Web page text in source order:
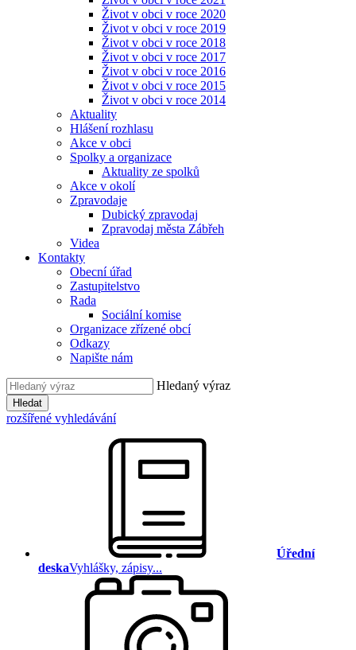
Život v obci v roce 2020
Život v obci v roce 2019
Život v obci v roce 2018
Život v obci v roce 2017
Život v obci v roce 2016
Život v obci v roce 2015
Život v obci v roce 2014
Aktuality
Hlášení rozhlasu
Akce v obci
Spolky a organizace
Aktuality ze spolků
Akce v okolí
Zpravodaje
Dubický zpravodaj
Zpravodaj města Zábřeh
Videa
Kontakty
Obecní úřad
Zastupitelstvo
Rada
Sociální komise
Organizace zřízené obcí
Odkazy
Napište nám
Hledaný výraz
Hledat
rozšířené vyhledávání
Úřední
deskaVyhlášky, zápisy...